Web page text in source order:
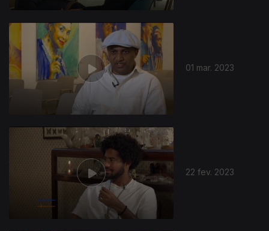
01 mar. 2023
22 fev. 2023